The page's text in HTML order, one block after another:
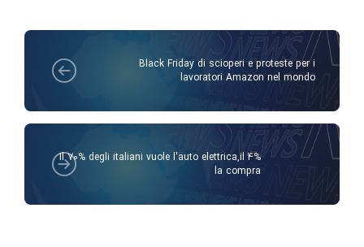
Black Friday di scioperi e proteste per i
lavoratori Amazon nel mondo
Il 70% degli italiani vuole l'auto elettrica,il 4%
la compra